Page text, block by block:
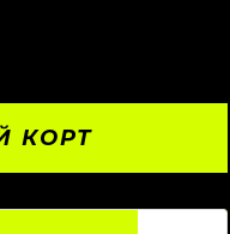
КОРТ